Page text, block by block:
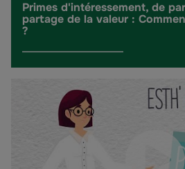
Primes d'intéressement, de
partage de la valeur :
?